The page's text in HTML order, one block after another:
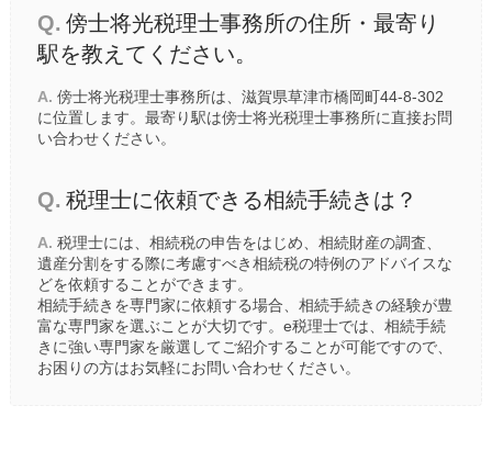
Q. 傍士将光税理士事務所の住所・最寄り
駅を教えてください。
A. 傍士将光税理士事務所は、滋賀県草津市橋岡町44-8-302
に位置します。最寄り駅は傍士将光税理士事務所に直接お問
い合わせください。
Q. 税理士に依頼できる相続手続きは？
A. 税理士には、相続税の申告をはじめ、相続財産の調査、
遺産分割をする際に考慮すべき相続税の特例のアドバイスな
どを依頼することができます。
相続手続きを専門家に依頼する場合、相続手続きの経験が豊
富な専門家を選ぶことが大切です。e税理士では、相続手続
きに強い専門家を厳選してご紹介することが可能ですので、
お困りの方はお気軽にお問い合わせください。